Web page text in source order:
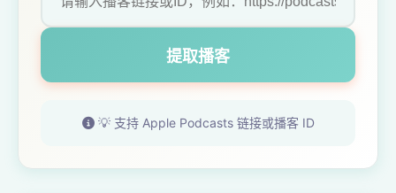
提取播客
💡 支持 Apple Podcasts 链接或播客 ID